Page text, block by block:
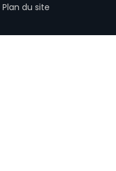
Plan du site